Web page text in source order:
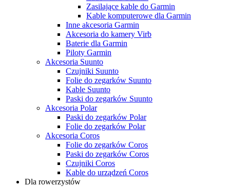
Zasilające kable do Garmin
Kable komputerowe dla Garmin
Inne akcesoria Garmin
Akcesoria do kamery Virb
Baterie dla Garmin
Piloty Garmin
Akcesoria Suunto
Czujniki Suunto
Folie do zegarków Suunto
Kable Suunto
Paski do zegarków Suunto
Akcesoria Polar
Paski do zegarków Polar
Folie do zegarków Polar
Akcesoria Coros
Folie do zegarków Coros
Paski do zegarków Coros
Czujniki Coros
Kable do urządzeń Coros
Dla rowerzystów